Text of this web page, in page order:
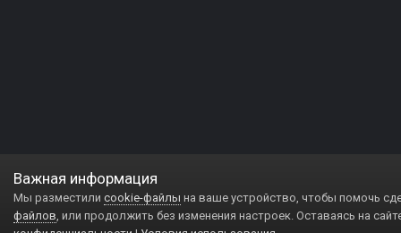
Важная информация
Мы разместили cookie-файлы на ваше устройство, чтобы помочь
файлов, или продолжить без изменения настроек. Оставаясь на